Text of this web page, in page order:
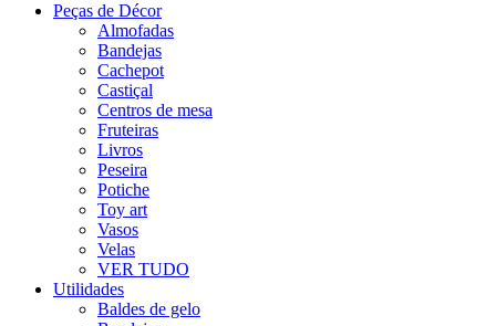
Peças de Décor
Almofadas
Bandejas
Cachepot
Castiçal
Centros de mesa
Fruteiras
Livros
Peseira
Potiche
Toy art
Vasos
Velas
VER TUDO
Utilidades
Baldes de gelo